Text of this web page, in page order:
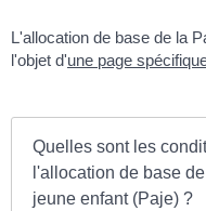
L'allocation de base de la
l'objet d'une page
Quelles sont les
l'allocation de base
jeune enfant (Paje) ?